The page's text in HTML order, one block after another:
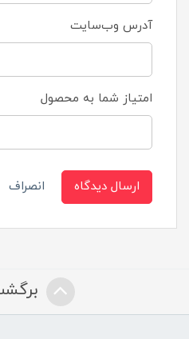
آدرس وب‌سایت
امتیاز شما به محصول
ارسال دیدگاه انصراف